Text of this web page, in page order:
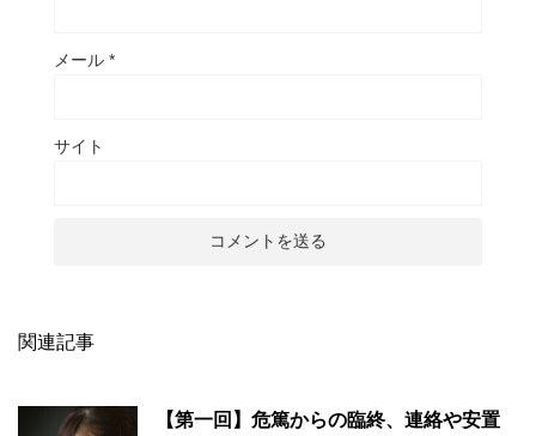
メール *
サイト
関連記事
【第一回】危篤からの臨終、連絡や安置